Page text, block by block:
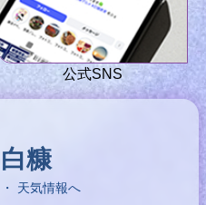
公式SNS
白糠
天気情報へ